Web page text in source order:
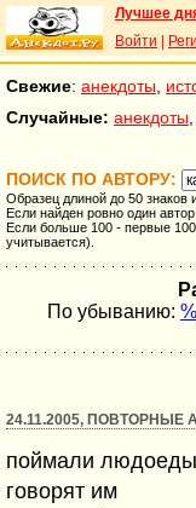
Лучшее
Войти
Свежие: анекдоты
Случайные: анекдоты
ПОИСК ПО АВТОРУ:
Образец длиной до 50 знаков
Если найден ровно один
Если больше 100 - первые
учитывается).
По убыванию: %
24.11.2005, ПОВТОРНЫЕ
поймали людоеды
говорят им